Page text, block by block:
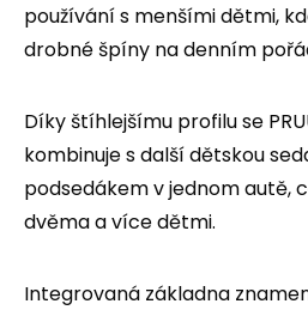
používání s menšími dětmi,
drobné špíny na denním
Díky štíhlejšímu profilu se
kombinuje s další dětskou
podsedákem v jednom autě,
dvěma a více dětmi.
Integrovaná základna